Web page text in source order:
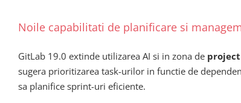
Noile capabilitati de planificare si
GitLab 19.0 extinde utilizarea AI si in zona de
sugera prioritizarea task-urilor in functie de
sa planifice sprint-uri eficiente.